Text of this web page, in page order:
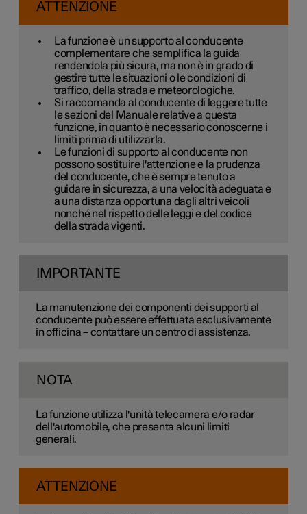
ATTENZIONE
La funzione è un supporto al conducente
complementare che semplifica la guida
rendendola più sicura, ma non è in grado di
gestire tutte le situazioni o le condizioni di
traffico, della strada e meteorologiche.
Si raccomanda al conducente di leggere tutte
le sezioni del Manuale relative a questa
funzione, in quanto è necessario conoscerne i
limiti prima di utilizzarla.
Le funzioni di supporto al conducente non
possono sostituire l'attenzione e la prudenza
del conducente, che è sempre tenuto a
guidare in sicurezza, a una velocità adeguata e
a una distanza opportuna dagli altri veicoli
nonché nel rispetto delle leggi e del codice
della strada vigenti.
IMPORTANTE
La manutenzione dei componenti dei supporti al
conducente può essere effettuata esclusivamente
in officina – contattare un centro di assistenza.
NOTA
La funzione utilizza l'unità telecamera e/o radar
dell'automobile, che presenta alcuni limiti
generali.
ATTENZIONE